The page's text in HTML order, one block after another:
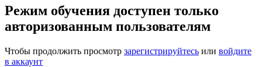
Режим обучения доступен только
авторизованным пользователям
Чтобы продолжить просмотр зарегистрируйтесь или войдите
в аккаунт